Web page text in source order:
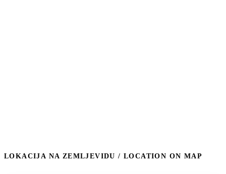
LOKACIJA NA ZEMLJEVIDU / LOCATION ON MAP